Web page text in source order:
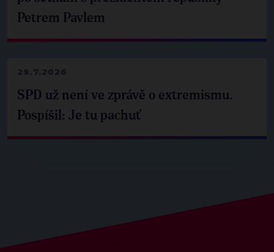
Petrem Pavlem
29.7.2026
SPD už není ve zprávě o extremismu.
Pospíšil: Je tu pachuť